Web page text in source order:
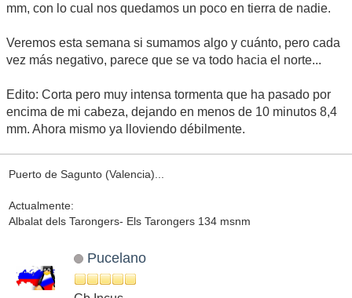
mm, con lo cual nos quedamos un poco en tierra de nadie.
Veremos esta semana si sumamos algo y cuánto, pero cada
vez más negativo, parece que se va todo hacia el norte...
Edito: Corta pero muy intensa tormenta que ha pasado por
encima de mi cabeza, dejando en menos de 10 minutos 8,4
mm. Ahora mismo ya lloviendo débilmente.
Puerto de Sagunto (Valencia)...
Actualmente:
Albalat dels Tarongers- Els Tarongers 134 msnm
Pucelano